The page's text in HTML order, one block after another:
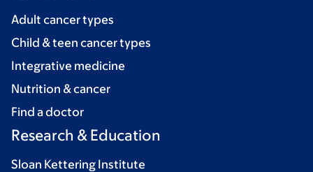
Adult cancer types
Child & teen cancer types
Integrative medicine
Nutrition & cancer
Find a doctor
Research & Education
Sloan Kettering Institute